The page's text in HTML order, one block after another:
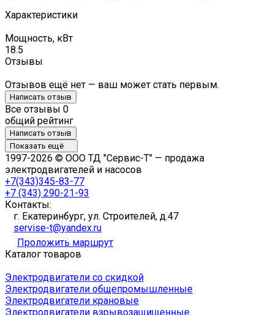
Характеристики
Мощность, кВт
18.5
Отзывы
Отзывов ещё нет — ваш может стать первым.
Написать отзыв
Все отзывы 0
общий рейтинг
Написать отзыв
Показать ещё
1997-2026 © ООО ТД "Сервис-Т" — продажа
электродвигателей и насосов
+7(343)345-83-77
+7 (343) 290-21-93
Контакты:
г. Екатеринбург, ул. Строителей, д.47
servise-t@yandex.ru
Проложить маршрут
Каталог товаров
Электродвигатели со скидкой
Электродвигатели общепромышленные
Электродвигатели крановые
Электродвигатели взрывозащищенные